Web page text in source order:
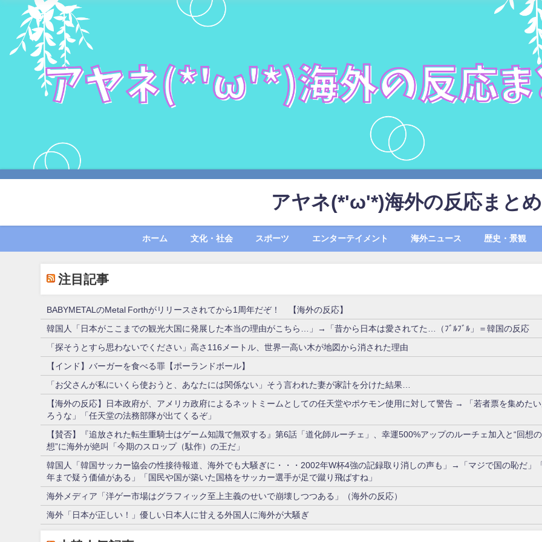
アヤネ(*'ω'*)海外の反応まとめ
ホーム 文化・社会 スポーツ エンターテイメント 海外ニュース 歴史・景観
注目記事
BABYMETALのMetal Forthがリリースされてから1周年だぞ！ 【海外の反応】
韓国人「日本がここまでの観光大国に発展した本当の理由がこちら…」→「昔から日本は愛されてた…（ﾌﾞﾙﾌﾞﾙ」＝韓国の反応
「探そうとすら思わないでください」高さ116メートル、世界一高い木が地図から消された理由
【インド】バーガーを食べる罪【ポーランドボール】
「お父さんが私にいくら使おうと、あなたには関係ない」そう言われた妻が家計を分けた結果…
【海外の反応】日本政府が、アメリカ政府によるネットミームとしての任天堂やポケモン使用に対して警告 → 「若者票を集めた
ろうな」「任天堂の法務部隊が出てくるぞ」
【賛否】『追放された転生重騎士はゲーム知識で無双する』第6話「道化師ルーチェ」、幸運500%アップのルーチェ加入と“回想
想”に海外が絶叫「今期のスロップ（駄作）の王だ」
韓国人「韓国サッカー協会の性接待報道、海外でも大騒ぎに・・・2002年W杯4強の記録取り消しの声も」→「マジで国の恥だ」
年まで疑う価値がある」「国民や国が築いた国格をサッカー選手が足で蹴り飛ばすね」
海外メディア「洋ゲー市場はグラフィック至上主義のせいで崩壊しつつある」（海外の反応）
海外「日本が正しい！」優しい日本人に甘える外国人に海外が大騒ぎ